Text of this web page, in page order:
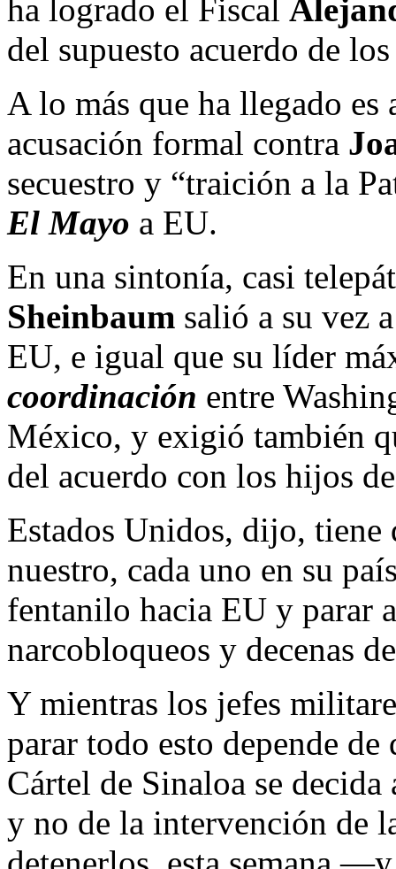
ha logrado el Fiscal
del supuesto acuerdo de
A lo más que ha llegado
acusación formal contra
secuestro y “traición a la
El Mayo a EU.
En una sintonía, casi
Sheinbaum salió a su vez
EU, e igual que su líder
coordinación entre
México, y exigió también
del acuerdo con los hijos
Estados Unidos, dijo,
nuestro, cada uno en su
fentanilo hacia EU y parar
narcobloqueos y decenas
Y mientras los jefes
parar todo esto depende
Cártel de Sinaloa se
y no de la intervención de